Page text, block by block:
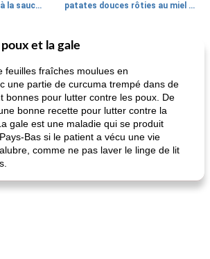
paprika huhn (poulet à la sauce paprika). patates douces rôties au miel / kumara
25min
quinoa petit déjeuner méditerranéen
Viande et volaille
poitrines de poulet grillées de jenny
et la gale
feuilles fraîches moulues en
une partie de curcuma trempé dans de
bonnes pour lutter contre les poux. De
bonne recette pour lutter contre la
gale est une maladie qui se produit
Bas si le patient a vécu une vie
comme ne pas laver le linge de lit